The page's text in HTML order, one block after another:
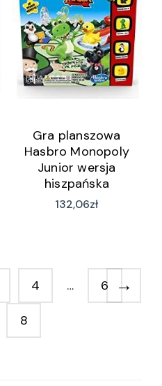
Gra planszowa
Hasbro Monopoly
Junior wersja
hiszpańska
A6984793
132,06zł
4 … 6
8
→